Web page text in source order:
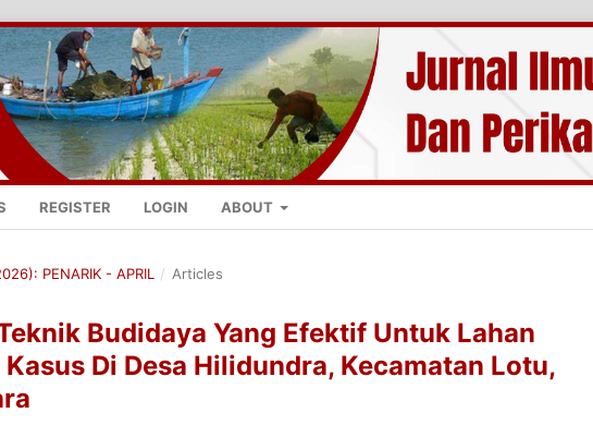
REGISTER LOGIN ABOUT
PENARIK - APRIL / Articles
Budidaya Yang Efektif Untuk Lahan
Di Desa Hilidundra, Kecamatan Lotu,